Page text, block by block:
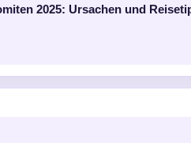
2025: Ursachen und